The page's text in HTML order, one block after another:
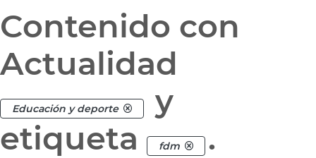
Contenido con
Actualidad
Educación y deporte
y
etiqueta
fdm .